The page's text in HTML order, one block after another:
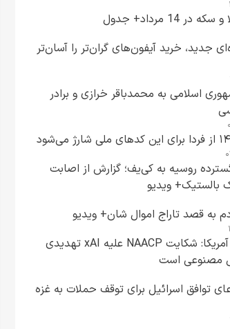
مرداد+ جدول
جدید، خرید آیفون‌های گران‌تر را آسان‌تر
اسلامی به محمدباقر خرازی و برادر
روسیه به کی‌یف؛ گزارش از اصابت
به قصد تاراج اموال شان+ ویدیو
وزارت دادگستری آمریکا: شکایت NAACP علیه xAI تهدیدی
مصنوعی است
توافق اسرائیل برای توقف حملات به غزه